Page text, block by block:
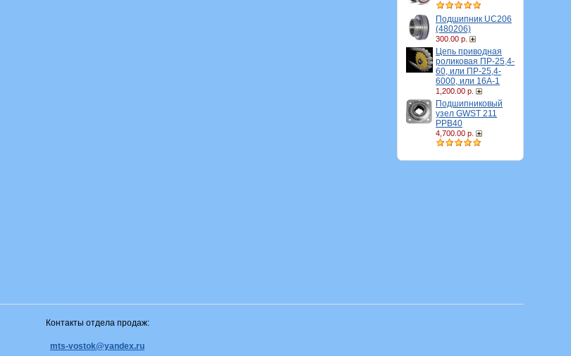
Подшипник UC206
(480206)
300.00 р.
Цепь приводная
роликовая ПР-25,4-
60, или ПР-25,4-
6000, или 16A-1
1,200.00 р.
Подшипниковый
узел GWST 211
PPB40
4,700.00 р.
Контакты отдела продаж:
mts-vostok@yandex.ru